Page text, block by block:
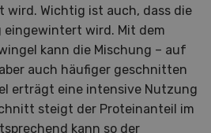
wird. Wichtig ist auch, dass die
eingewintert wird. Mit dem
kann die Mischung – auf
auch häufiger geschnitten
erträgt eine intensive Nutzung
steigt der Proteinanteil im
kann so der